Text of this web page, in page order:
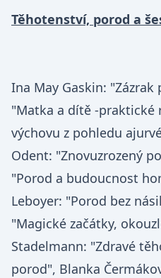
Těhotenství, porod a
Ina May Gaskin:
"Matka a dítě -praktické
výchovu z pohledu
Odent: "Znovuzrozený
"Porod a budoucnost
Leboyer: "Porod bez
"Magické začátky,
Stadelmann: "Zdravé
porod", Blanka